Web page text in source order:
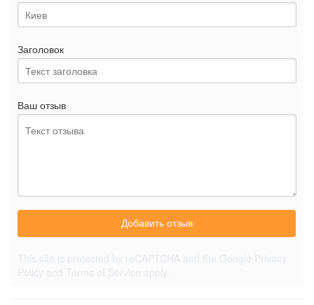
Заголовок
Ваш отзыв
Добавить отзыв